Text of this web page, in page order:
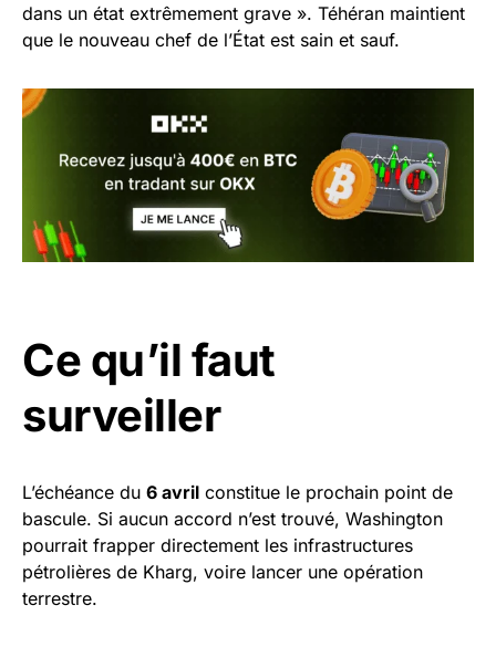
dans un état extrêmement grave ». Téhéran maintient
que le nouveau chef de l’État est sain et sauf.
Ce qu’il faut
surveiller
L’échéance du 6 avril constitue le prochain point de
bascule. Si aucun accord n’est trouvé, Washington
pourrait frapper directement les infrastructures
pétrolières de Kharg, voire lancer une opération
terrestre.